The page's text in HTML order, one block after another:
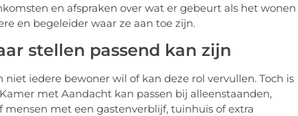
en afspraken over wat er gebeurt als het wonen
en begeleider waar ze aan toe zijn.
stellen passend kan zijn
iedere bewoner wil of kan deze rol vervullen. Toch is
met Aandacht kan passen bij alleenstaanden,
met een gastenverblijf, tuinhuis of extra